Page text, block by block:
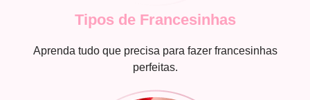
Tipos de Francesinhas
Aprenda tudo que precisa para fazer francesinhas
perfeitas.